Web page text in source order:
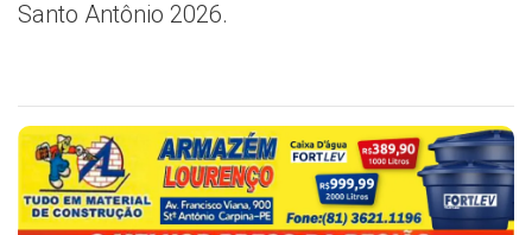
Santo Antônio 2026.